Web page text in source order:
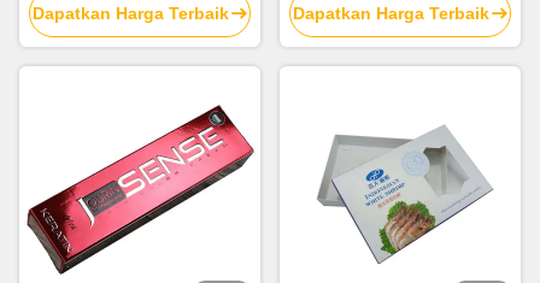
dengan Logo Foil Emas
untuk Produk Kecantikan &
Perawatan Kulit
Dapatkan Harga Terbaik
Dapatkan Harga Terbaik